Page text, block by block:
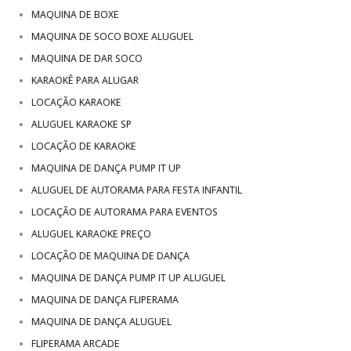
MAQUINA DE BOXE
MAQUINA DE SOCO BOXE ALUGUEL
MAQUINA DE DAR SOCO
KARAOKÊ PARA ALUGAR
LOCAÇÃO KARAOKE
ALUGUEL KARAOKE SP
LOCAÇÃO DE KARAOKE
MAQUINA DE DANÇA PUMP IT UP
ALUGUEL DE AUTORAMA PARA FESTA INFANTIL
LOCAÇÃO DE AUTORAMA PARA EVENTOS
ALUGUEL KARAOKE PREÇO
LOCAÇÃO DE MAQUINA DE DANÇA
MAQUINA DE DANÇA PUMP IT UP ALUGUEL
MAQUINA DE DANÇA FLIPERAMA
MAQUINA DE DANÇA ALUGUEL
FLIPERAMA ARCADE